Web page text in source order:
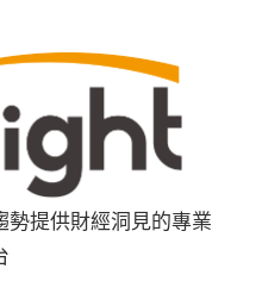
勢提供財經洞見的專業